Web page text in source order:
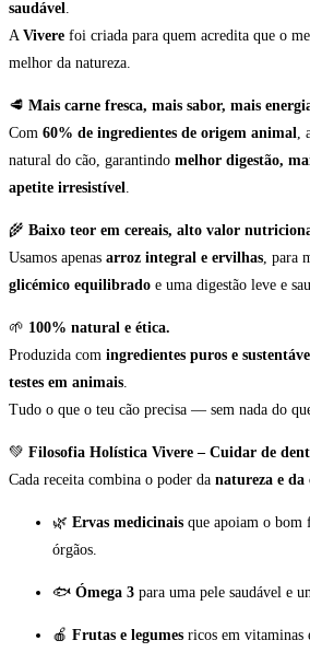
saudável
A Vivere foi criada para quem acredita que o
melhor da natureza.
🥩 Mais carne fresca, mais sabor, mais
Com 60% de ingredientes de origem animal
natural do cão, garantindo melhor digestão,
apetite irresistível
🌾 Baixo teor em cereais, alto valor
Usamos apenas arroz integral e ervilhas , para
glicémico equilibrado e uma digestão leve e
🌱 100% natural e ética.
Produzida com ingredientes puros e
testes em animais
Tudo o que o teu cão precisa — sem nada do
💚 Filosofia Holística Vivere – Cuidar de
Cada receita combina o poder da natureza e da
🌿 Ervas medicinais que apoiam o bom
órgãos.
🐟 Ómega 3 para uma pele saudável e
🍎 Frutas e legumes ricos em vitaminas